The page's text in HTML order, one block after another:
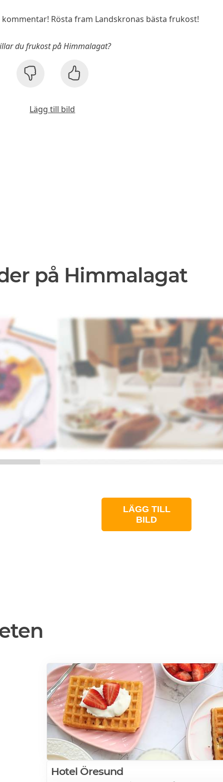
kommentar! Rösta fram Landskronas bästa frukost!
du frukost på Himmalagat?
Lägg till bild
på Himmalagat
LÄGG TILL
BILD
Hotel Öresund